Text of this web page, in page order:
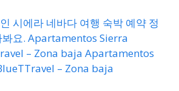
시에라 네바다 여행 숙박 예약 정
봐요. Apartamentos Sierra
– Zona baja Apartamentos
– Zona baja